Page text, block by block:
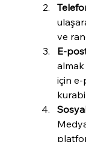
ve
E-
için